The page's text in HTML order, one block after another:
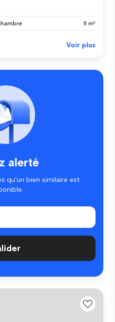
11 m²
Voir plus
alerté
qu'un bien similaire est